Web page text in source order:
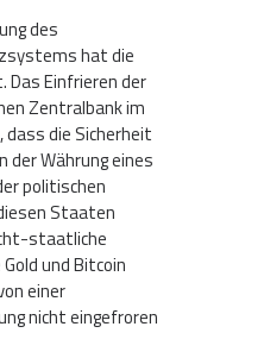
des
hat die
Das Einfrieren der
Zentralbank im
dass die Sicherheit
Währung eines
politischen
Staaten
staatliche
und Bitcoin
einer
nicht eingefroren